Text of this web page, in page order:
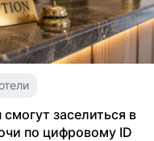
заселиться в
по цифровому ID